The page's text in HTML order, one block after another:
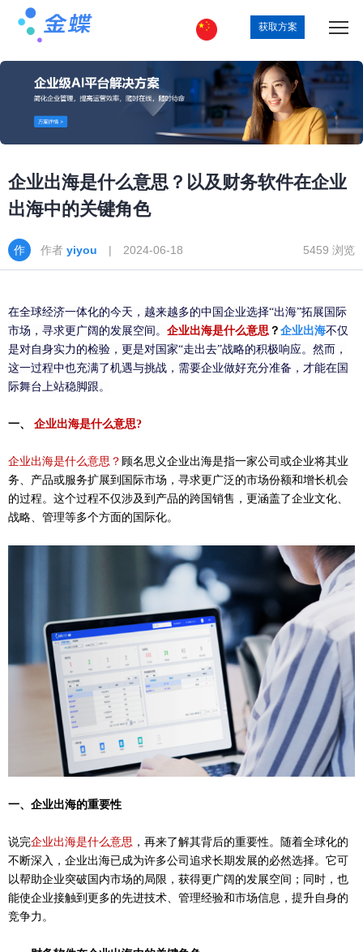
获取方案
企业出海是什么意思？以及财务软件在企业
出海中的关键角色
作者 yiyou | 2024-06-18 5459 浏览
在全球经济一体化的今天，越来越多的中国企业选择“出海”拓展国际
市场，寻求更广阔的发展空间。 企业出海是什么意思 ？ 企业出海不仅
是对自身实力的检验，更是对国家“走出去”战略的积极响应。然而，
这一过程中也充满了机遇与挑战，需要企业做好充分准备，才能在国
际舞台上站稳脚跟。
一、 企业出海是什么意思?
企业出海是什么意思？ 顾名思义企业出海是指一家公司或企业将其业
务、产品或服务扩展到国际市场，寻求更广泛的市场份额和增长机会
的过程。这个过程不仅涉及到产品的跨国销售，更涵盖了企业文化、
战略、管理等多个方面的国际化。
一、企业出海的重要性
说完企业出海是什么意思 ，再来了解其背后的重要性。随着全球化的
不断深入，企业出海已成为许多公司追求长期发展的必然选择。它可
以帮助企业突破国内市场的局限，获得更广阔的发展空间；同时，也
能使企业接触到更多的先进技术、管理经验和市场信息，提升自身的
竞争力。